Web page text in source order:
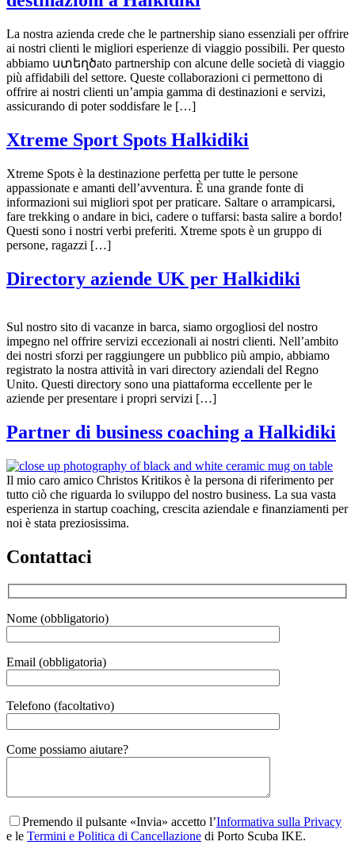
La nostra azienda crede che le partnership siano essenziali per offrire
ai nostri clienti le migliori esperienze di viaggio possibili. Per questo
abbiamo ստեղծato partnership con alcune delle società di viaggio
più affidabili del settore. Queste collaborazioni ci permettono di
offrire ai nostri clienti un’ampia gamma di destinazioni e servizi,
assicurando di poter soddisfare le […]
Xtreme Sport Spots Halkidiki
Xtreme Spots è la destinazione perfetta per tutte le persone
appassionate e amanti dell’avventura. È una grande fonte di
informazioni sui migliori spot per praticare. Saltare o arrampicarsi,
fare trekking o andare in bici, cadere o tuffarsi: basta salire a bordo!
Questi sono i nostri verbi preferiti. Xtreme spots è un gruppo di
persone, ragazzi […]
Directory aziende UK per Halkidiki
Sul nostro sito di vacanze in barca, siamo orgogliosi del nostro
impegno nel offrire servizi eccezionali ai nostri clienti. Nell’ambito
dei nostri sforzi per raggiungere un pubblico più ampio, abbiamo
registrato la nostra attività in vari directory aziendali del Regno
Unito. Questi directory sono una piattaforma eccellente per le
aziende per presentare i propri servizi […]
Partner di business coaching a Halkidiki
Il mio caro amico Christos Kritikos è la persona di riferimento per
tutto ciò che riguarda lo sviluppo del nostro business. La sua vasta
esperienza in startup coaching, crescita aziendale e finanziamenti per
noi è stata preziosissima.
Contattaci
Nome (obbligatorio)
Email (obbligatoria)
Telefono (facoltativo)
Gender
Come possiamo aiutare?
Premendo il pulsante «Invia» accetto l’Informativa sulla Privacy
e le Termini e Politica di Cancellazione di Porto Scuba IKE.